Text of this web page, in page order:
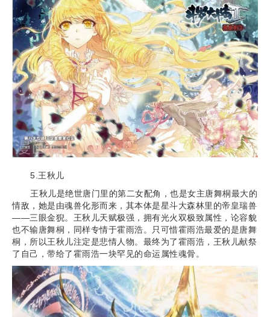
5.王秋儿
王秋儿是绝世唐门里的第二女配角，也是女主唐舞桐最大的
情敌，她是由魂兽化形而来，其本体是星斗大森林里的帝皇瑞兽
——三眼金猊。王秋儿天赋极强，拥有光火双极致属性，论容貌
也不输唐舞桐，同样专情于霍雨浩。只可惜霍雨浩最爱的是唐舞
桐，所以王秋儿注定是悲情人物。最终为了霍雨浩，王秋儿献祭
了自己，带给了霍雨浩一块罕见的命运属性魂骨。